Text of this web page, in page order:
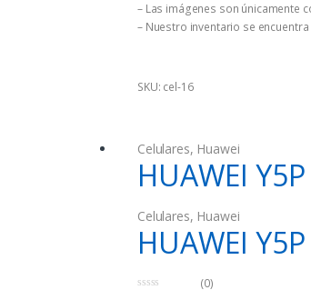
– Las imágenes son únicamente
– Nuestro inventario se
SKU: cel-16
Celulares, Huawei
HUAWEI
Celulares, Huawei
HUAWEI
(0)